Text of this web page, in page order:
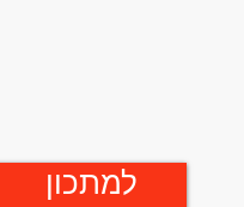
למתכון